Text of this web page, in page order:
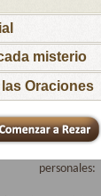
misterio
Oraciones
y párrocos, por
nuevos hijos para
educarlos
con
respondan al
Amoroso.
por
familias afiliadas a
personales: